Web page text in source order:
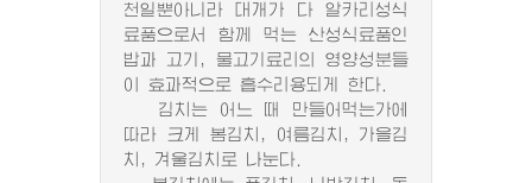
천일뿐아니라 대개가 다 알카리성식
료품으로서 함께 먹는 산성식료품인
밥과 고기, 물고기료리의 영양성분들
이 효과적으로 흡수리용되게 한다.
김치는 어느 때 만들어먹는가에
따라 크게 봄김치, 여름김치, 가을김
치, 겨울김치로 나눈다.